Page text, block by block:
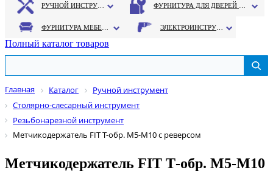
Полный каталог товаров
Главная Каталог
Ручной инструмент
Столярно-слесарный инструмент
Резьбонарезной инструмент
Метчикодержатель FIT Т-обр. М5-М10 с реверсом
Метчикодержатель FIT Т-обр. М5-М10